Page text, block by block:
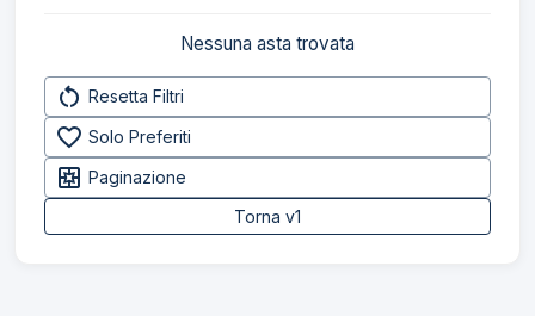
Nessuna asta trovata
restart_alt Resetta Filtri
favorite_border Solo Preferiti
pages Paginazione
Torna v1